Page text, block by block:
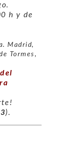
h y de
Madrid,
Tormes,
).